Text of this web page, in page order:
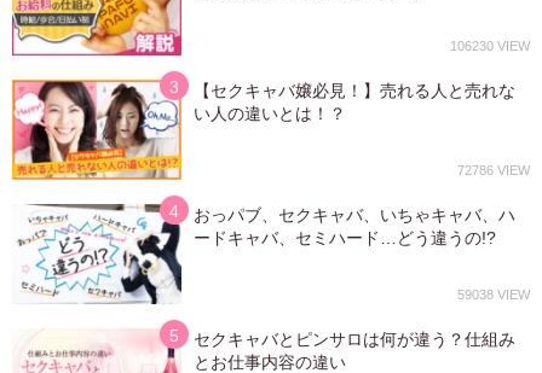
106230
【セクキャバ嬢必見！】売れる人と売れな
い人の違いとは！？
72786
おっパブ、セクキャバ、いちゃキャバ、ハ
ードキャバ、セミハード…どう違うの!?
59038
セクキャバとピンサロは何が違う？仕組み
とお仕事内容の違い